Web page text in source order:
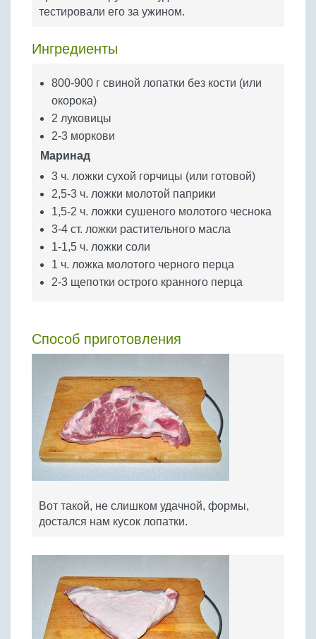
Бобовые
Крупы
тестировали его за ужином.
Ингредиенты
800-900 г свиной лопатки без кости (или
окорока)
2 луковицы
2-3 моркови
Маринад
3 ч. ложки сухой горчицы (или готовой)
2,5-3 ч. ложки молотой паприки
1,5-2 ч. ложки сушеного молотого чеснока
3-4 ст. ложки растительного масла
1-1,5 ч. ложки соли
1 ч. ложка молотого черного перца
2-3 щепотки острого кранного перца
Способ приготовления
Вот такой, не слишком удачной, формы,
достался нам кусок лопатки.